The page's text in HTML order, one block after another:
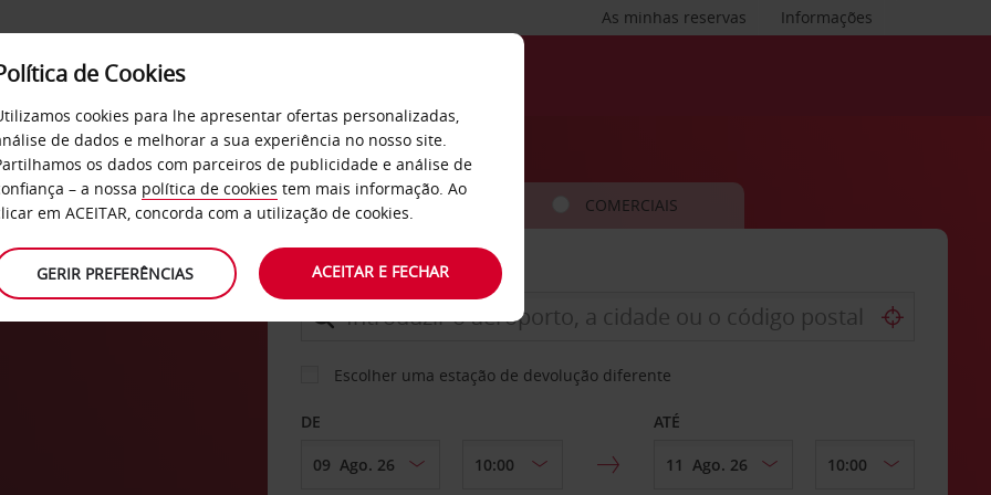
Informações
As minhas reservas
SERVIÇOS EMPRESAS
CARRO COMERCIAIS
LEVANTAR EM
Escolher uma estação de devolução diferente
DE ATÉ
de Cookies
cookies para lhe apresentar ofertas personalizadas,
de dados e melhorar a sua experiência no nosso site.
os dados com parceiros de publicidade e análise de
– a nossa política de cookies tem mais informação. Ao
em ACEITAR, concorda com a utilização de cookies.
GERIR PREFERÊNCIAS ACEITAR E FECHAR